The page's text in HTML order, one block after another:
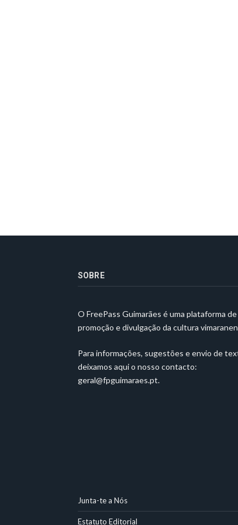
SOBRE
O FreePass Guimarães é uma plataforma de
promoção e divulgação da cultura
Para informações, sugestões e envio de
deixamos aqui o nosso contacto:
geral@fpguimaraes.pt.
Junta-te a Nós
Estatuto Editorial